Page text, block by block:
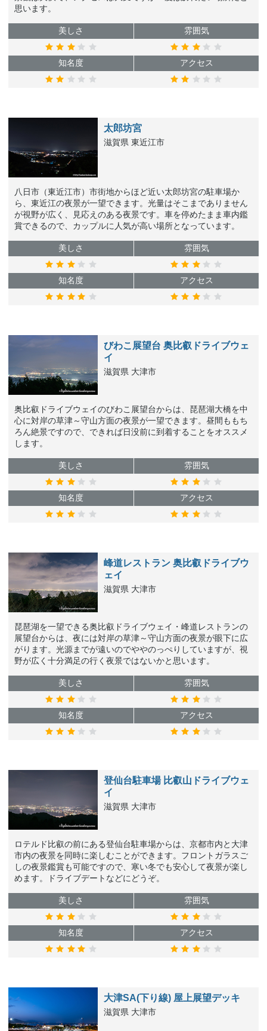
思います。
美しさ 雰囲気
知名度 アクセス
太郎坊宮
滋賀県 東近江市
八日市（東近江市）市街地からほど近い太郎坊宮の駐車場か
ら、東近江の夜景が一望できます。光量はそこまでありません
が視野が広く、見応えのある夜景です。車を停めたまま車内鑑
賞できるので、カップルに人気が高い場所となっています。
美しさ 雰囲気
知名度 アクセス
びわこ展望台 奥比叡ドライブウェ
イ
滋賀県 大津市
奥比叡ドライブウェイのびわこ展望台からは、琵琶湖大橋を中
心に対岸の草津～守山方面の夜景が一望できます。昼間ももち
ろん絶景ですので、できれば日没前に到着することをオススメ
します。
美しさ 雰囲気
知名度 アクセス
峰道レストラン 奥比叡ドライブウ
ェイ
滋賀県 大津市
琵琶湖を一望できる奥比叡ドライブウェイ・峰道レストランの
展望台からは、夜には対岸の草津～守山方面の夜景が眼下に広
がります。光源までが遠いのでややのっぺりしていますが、視
野が広く十分満足の行く夜景ではないかと思います。
美しさ 雰囲気
知名度 アクセス
登仙台駐車場 比叡山ドライブウェ
イ
滋賀県 大津市
ロテルド比叡の前にある登仙台駐車場からは、京都市内と大津
市内の夜景を同時に楽しむことができます。フロントガラスご
しの夜景鑑賞も可能ですので、寒い冬でも安心して夜景が楽し
めます。ドライブデートなどにどうぞ。
美しさ 雰囲気
知名度 アクセス
大津SA(下り線) 屋上展望デッキ
滋賀県 大津市